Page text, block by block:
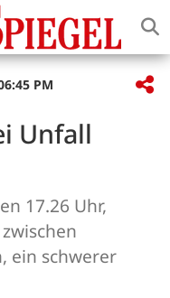
PM
Unfall
17.26 Uhr,
ein schwerer